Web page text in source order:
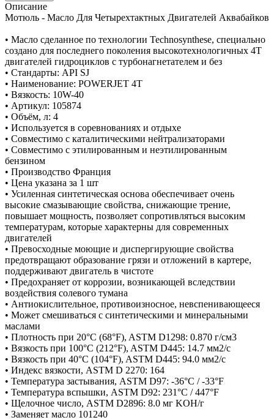
Описание
Мотюль - Масло Для Четырехтактных Двигателей Аквабайков
• Масло сделанное по технологии Technosynthese, специально
создано для последнего поколения высокотехнологичных 4T
двигателей гидроциклов с турбонагнетателем и без
• Стандарты: API SJ
• Наименование: POWERJET 4T
• Вязкость: 10W-40
• Артикул: 105874
• Объём, л: 4
• Используется в соревнованиях и отдыхе
• Совместимо с каталитическими нейтрализаторами
• Совместимо с этилированным и неэтилированным
бензином
• Производство Франция
• Цена указана за 1 шт
• Усиленная синтетическая основа обеспечивает очень
высокие смазывающие свойства, снижающие трение,
повышает мощность, позволяет сопротивляться высоким
температурам, которые характерны для современных
двигателей
• Превосходные моющие и диспергирующие свойства
предотвращают образование грязи и отложений в картере,
поддерживают двигатель в чистоте
• Предохраняет от коррозии, возникающей вследствии
воздействия солевого тумана
• Антиокислительное, противоизносное, невспенивающееся
• Может смешиваться с синтетическими и минеральными
маслами
• Плотность при 20°C (68°F), ASTM D1298: 0.870 г/см3
• Вязкость при 100°C (212°F), ASTM D445: 14.7 мм2/с
• Вязкость при 40°C (104°F), ASTM D445: 94.0 мм2/с
• Индекс вязкости, ASTM D 2270: 164
• Температура застывания, ASTM D97: -36°C / -33°F
• Температура вспышки, ASTM D92: 231°C / 447°F
• Щелочное число, ASTM D2896: 8.0 мг KOH/г
• Заменяет масло 101240